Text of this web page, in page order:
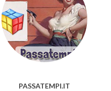
PASSATEMPI.IT